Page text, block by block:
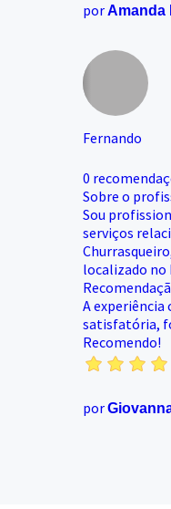
porAmanda
Fernando
0
Sobre o
Sou
serviços
localizado no
A
satisfatória,
Recomendo!
por